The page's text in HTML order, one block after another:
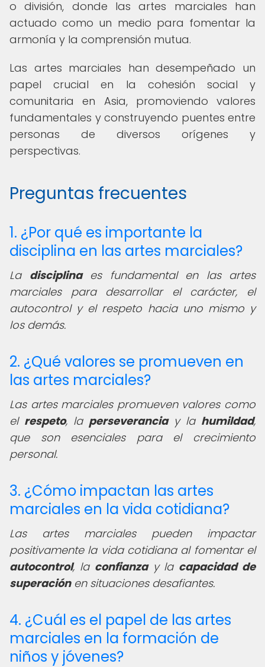
o división, donde las artes marciales han
actuado como un medio para fomentar la
armonía y la comprensión mutua.
Las artes marciales han desempeñado un
papel crucial en la cohesión social y
comunitaria en Asia, promoviendo valores
fundamentales y construyendo puentes entre
personas de diversos orígenes y
perspectivas.
Preguntas frecuentes
1. ¿Por qué es importante la
disciplina en las artes marciales?
La disciplinaes fundamental en las artes
marciales para desarrollar el carácter, el
autocontrol y el respeto hacia uno mismo y
los demás.
2. ¿Qué valores se promueven en
las artes marciales?
Las artes marciales promueven valores como
el respeto, la perseveranciay la humildad,
que son esenciales para el crecimiento
personal.
3. ¿Cómo impactan las artes
marciales en la vida cotidiana?
Las artes marciales pueden impactar
positivamente la vida cotidiana al fomentar el
autocontrol, la confianzay la capacidad de
superaciónen situaciones desafiantes.
4. ¿Cuál es el papel de las artes
marciales en la formación de
niños y jóvenes?